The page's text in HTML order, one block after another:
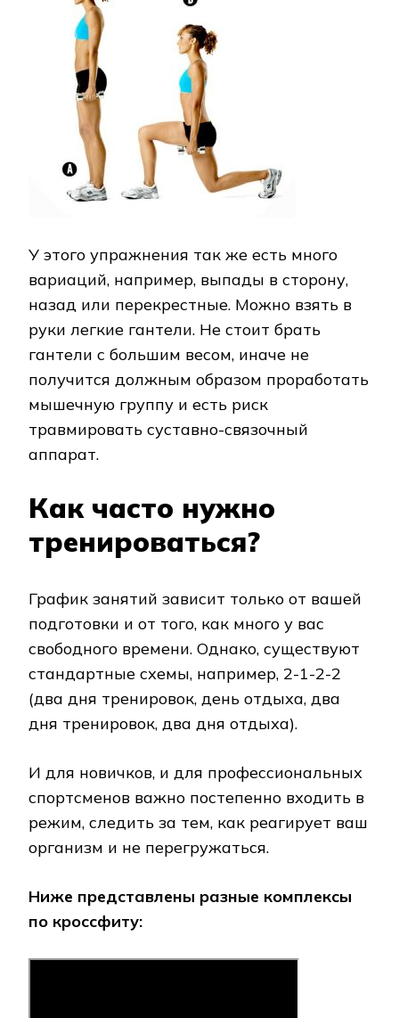
У этого упражнения так же есть много
вариаций, например, выпады в сторону,
назад или перекрестные. Можно взять в
руки легкие гантели. Не стоит брать
гантели с большим весом, иначе не
получится должным образом проработать
мышечную группу и есть риск
травмировать суставно-связочный
аппарат.
Как часто нужно
тренироваться?
График занятий зависит только от вашей
подготовки и от того, как много у вас
свободного времени. Однако, существуют
стандартные схемы, например, 2-1-2-2
(два дня тренировок, день отдыха, два
дня тренировок, два дня отдыха).
И для новичков, и для профессиональных
спортсменов важно постепенно входить в
режим, следить за тем, как реагирует ваш
организм и не перегружаться.
Ниже представлены разные комплексы
по кроссфиту: